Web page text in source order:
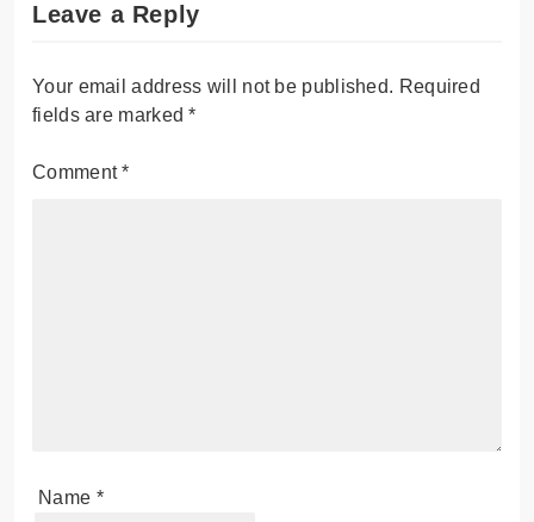
Leave a Reply
Your email address will not be published. Required
fields are marked*
Comment*
Name *